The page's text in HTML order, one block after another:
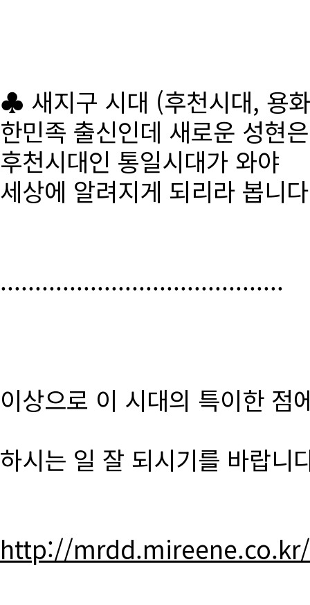
♣ 새지구 시대 (후천시대, 용
한민족 출신인데 새로운 성현
후천시대인 통일시대가 와야
세상에 알려지게 되리라 봅니
.........................................
이상으로 이 시대의 특이한 점
하시는 일 잘 되시기를 바랍니
http://